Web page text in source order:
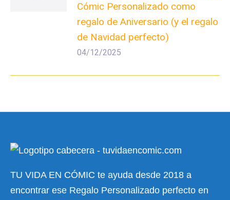
Cómic Personalizado como
regalo de Aniversario (y el regalo
de Navidad perfecto)
04/12/2025
TU VIDA EN CÓMIC te ayuda desde 2018 a
encontrar ese Regalo Personalizado perfecto en